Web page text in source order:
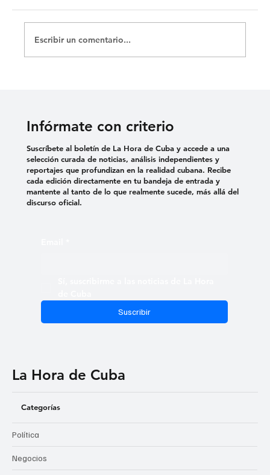
Escribir un comentario...
Infórmate con criterio
Suscribir
Suscríbete al boletín de La Hora de Cuba y accede a una
selección curada de noticias, análisis independientes y
reportajes que profundizan en la realidad cubana. Recibe
cada edición directamente en tu bandeja de entrada y
mantente al tanto de lo que realmente sucede, más allá del
discurso oficial.
La Hora de Cuba
Categorías
Política
Negocios